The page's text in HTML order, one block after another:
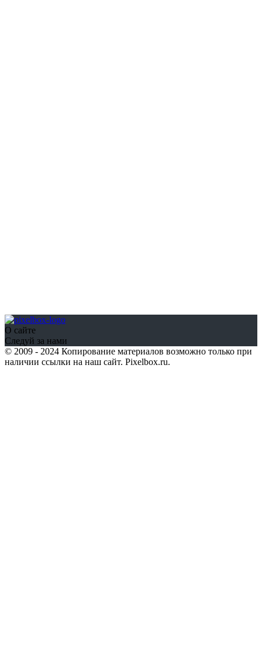
О сайте
Следуй за нами
© 2009 - 2024 Копирование материалов возможно только при
наличии ссылки на наш сайт. Pixelbox.ru.